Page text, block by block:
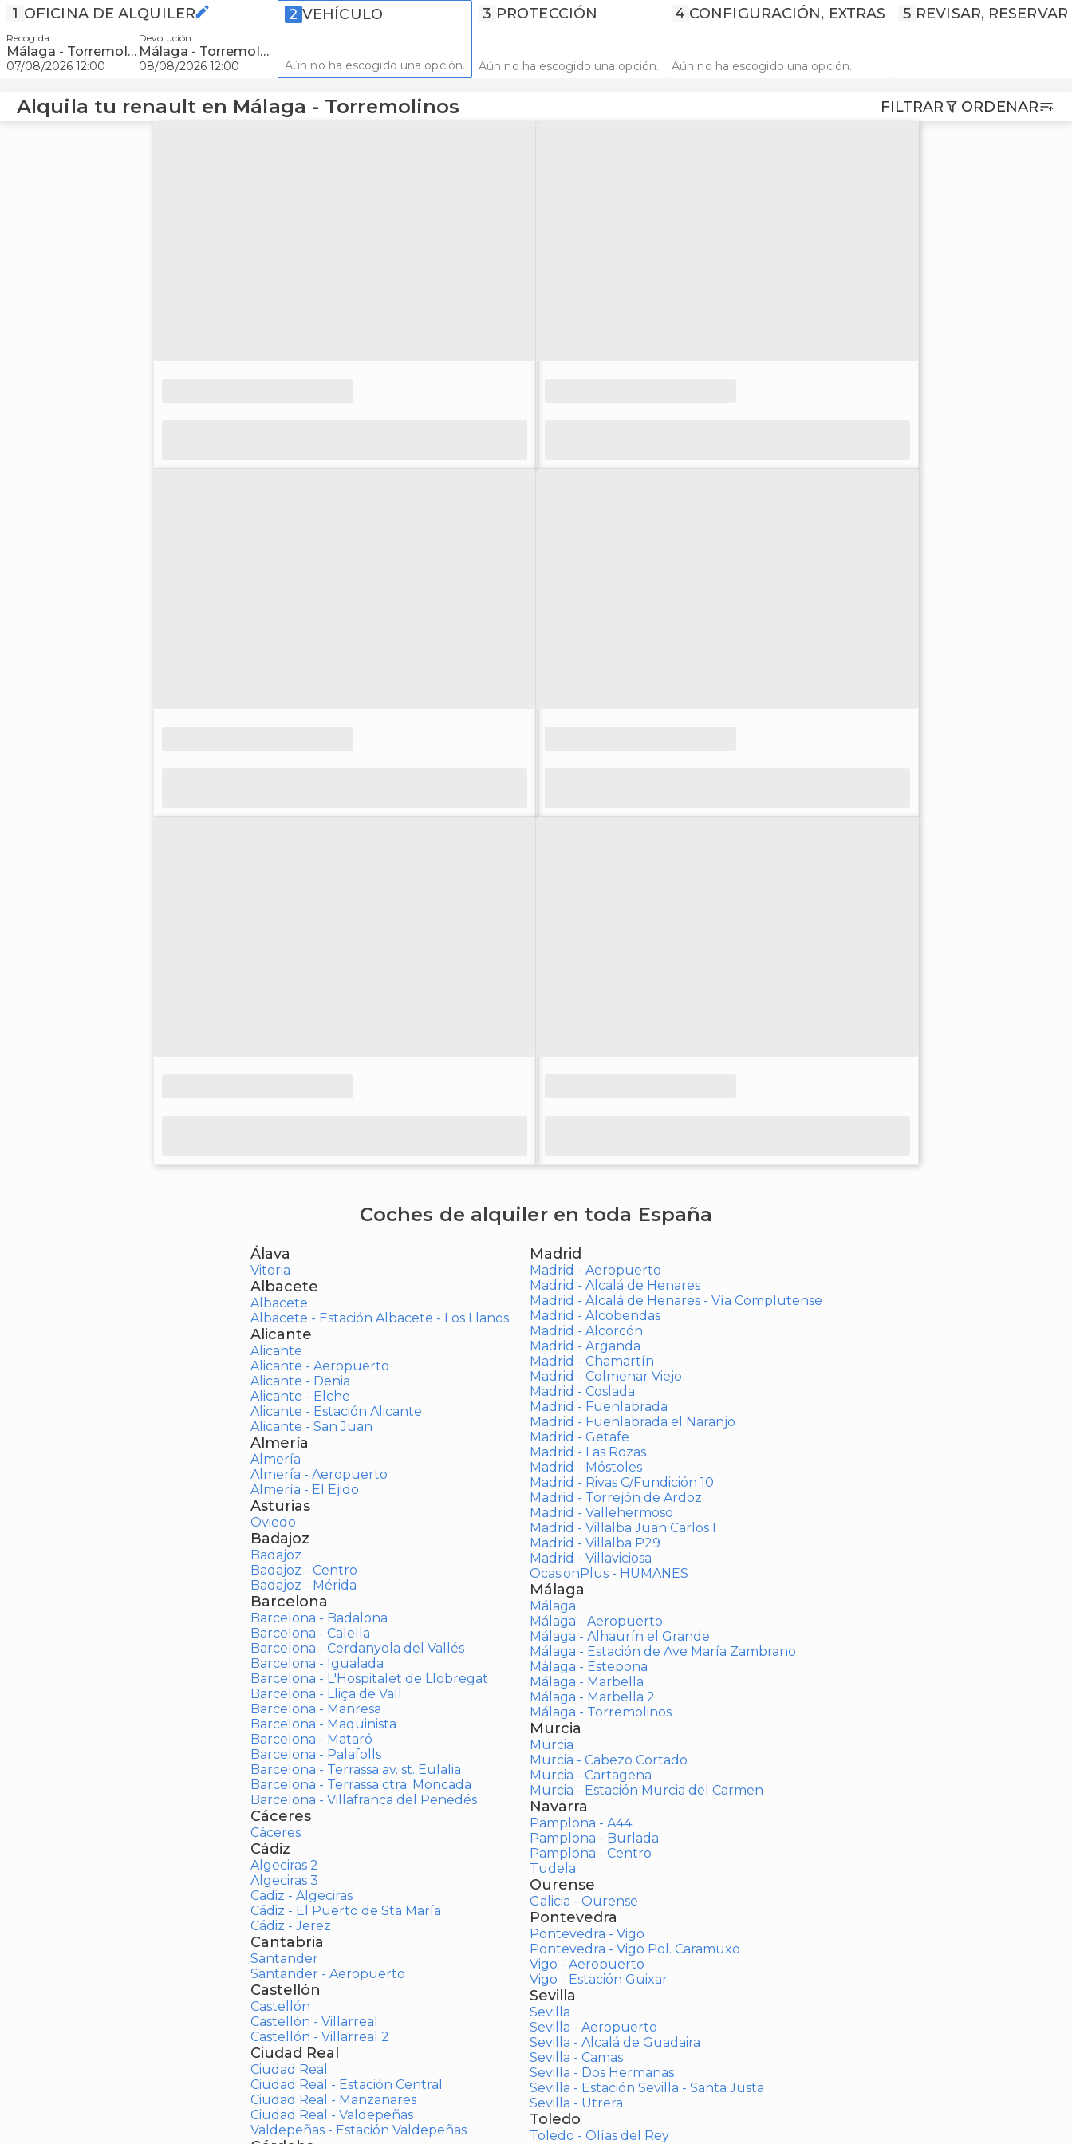
1 OFICINA DE ALQUILER
Recogida
Málaga - Torremolinos
07/08/2026 12:00
Devolución
Málaga - Torremolinos
08/08/2026 12:00
2 VEHÍCULO
Aún no ha escogido una opción.
3 PROTECCIÓN
Aún no ha escogido una opción.
4 CONFIGURACIÓN, EXTRAS
Aún no ha escogido una opción.
5 REVISAR, RESERVAR
Alquila tu renault en Málaga - Torremolinos FILTRAR ORDENAR
Coches de alquiler en toda España
Álava
Vitoria
Albacete
Albacete
Albacete - Estación Albacete - Los Llanos
Alicante
Alicante
Alicante - Aeropuerto
Alicante - Denia
Alicante - Elche
Alicante - Estación Alicante
Alicante - San Juan
Almería
Almería
Almería - Aeropuerto
Almería - El Ejido
Asturias
Oviedo
Badajoz
Badajoz
Badajoz - Centro
Badajoz - Mérida
Barcelona
Barcelona - Badalona
Barcelona - Calella
Barcelona - Cerdanyola del Vallés
Barcelona - Igualada
Barcelona - L'Hospitalet de Llobregat
Barcelona - Lliça de Vall
Barcelona - Manresa
Barcelona - Maquinista
Barcelona - Mataró
Barcelona - Palafolls
Barcelona - Terrassa av. st. Eulalia
Barcelona - Terrassa ctra. Moncada
Barcelona - Villafranca del Penedés
Cáceres
Cáceres
Cádiz
Algeciras 2
Algeciras 3
Cadiz - Algeciras
Cádiz - El Puerto de Sta María
Cádiz - Jerez
Cantabria
Santander
Santander - Aeropuerto
Castellón
Castellón
Castellón - Villarreal
Castellón - Villarreal 2
Ciudad Real
Ciudad Real
Ciudad Real - Estación Central
Ciudad Real - Manzanares
Ciudad Real - Valdepeñas
Valdepeñas - Estación Valdepeñas
Madrid
Madrid - Aeropuerto
Madrid - Alcalá de Henares
Madrid - Alcalá de Henares - Vía Complutense
Madrid - Alcobendas
Madrid - Alcorcón
Madrid - Arganda
Madrid - Chamartín
Madrid - Colmenar Viejo
Madrid - Coslada
Madrid - Fuenlabrada
Madrid - Fuenlabrada el Naranjo
Madrid - Getafe
Madrid - Las Rozas
Madrid - Móstoles
Madrid - Rivas C/Fundición 10
Madrid - Torrejón de Ardoz
Madrid - Vallehermoso
Madrid - Villalba Juan Carlos I
Madrid - Villalba P29
Madrid - Villaviciosa
OcasionPlus - HUMANES
Málaga
Málaga
Málaga - Aeropuerto
Málaga - Alhaurín el Grande
Málaga - Estación de Ave María Zambrano
Málaga - Estepona
Málaga - Marbella
Málaga - Marbella 2
Málaga - Torremolinos
Murcia
Murcia
Murcia - Cabezo Cortado
Murcia - Cartagena
Murcia - Estación Murcia del Carmen
Navarra
Pamplona - A44
Pamplona - Burlada
Pamplona - Centro
Tudela
Ourense
Galicia - Ourense
Pontevedra
Pontevedra - Vigo
Pontevedra - Vigo Pol. Caramuxo
Vigo - Aeropuerto
Vigo - Estación Guixar
Sevilla
Sevilla
Sevilla - Aeropuerto
Sevilla - Alcalá de Guadaira
Sevilla - Camas
Sevilla - Dos Hermanas
Sevilla - Estación Sevilla - Santa Justa
Sevilla - Utrera
Toledo
Toledo - Olías del Rey